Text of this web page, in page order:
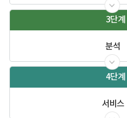
3단계
분석
4단계
서비스